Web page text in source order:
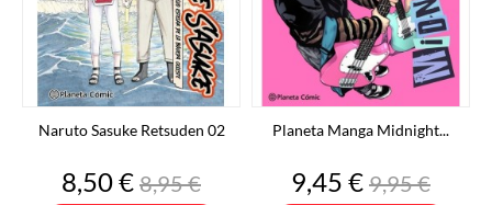
Naruto Sasuke Retsuden 02
Precio
8,50 €Precio
8,95 €
Planeta Manga Midnight...
Precio
9,45 €Precio
9,95 €